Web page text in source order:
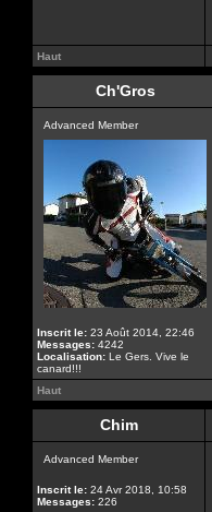
Haut
Ch'Gros
Advanced Member
Inscrit le: 23 Août 2014, 22:46
Messages: 4242
Localisation: Le Gers. Vive le
canard!!!
Haut
Chim
Advanced Member
Inscrit le: 24 Avr 2018, 10:58
Messages: 226